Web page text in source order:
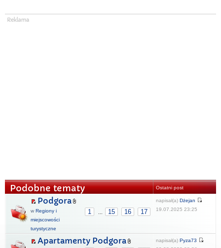
Podobne tematy Ostatni post
Podgora
1 ... 15 16 17
w Regiony i
miejscowości
turystyczne
napisał(a) Dżejan
19.07.2025 23:25
Apartamenty Podgora napisał(a) Pyza73